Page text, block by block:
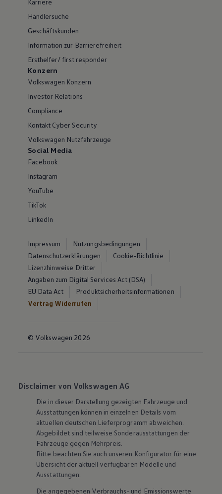
Karriere
Händlersuche
Geschäftskunden
Information zur Barrierefreiheit
Ersthelfer/ first responder
Konzern
Volkswagen Konzern
Investor Relations
Compliance
Kontakt Cyber Security
Volkswagen Nutzfahrzeuge
Social Media
Facebook
Instagram
YouTube
TikTok
LinkedIn
Impressum
Nutzungsbedingungen
Datenschutzerklärungen
Cookie-Richtlinie
Lizenzhinweise Dritter
Angaben zum Digital Services Act (DSA)
EU Data Act
Produktsicherheitsinformationen
Vertrag Widerrufen
© Volkswagen 2026
Disclaimer von Volkswagen AG
Die in dieser Darstellung gezeigten Fahrzeuge und
Ausstattungen können in einzelnen Details vom
aktuellen deutschen Lieferprogramm abweichen.
Abgebildet sind teilweise Sonderausstattungen der
Fahrzeuge gegen Mehrpreis.
Bitte beachten Sie auch unseren Konfigurator für eine
Übersicht der aktuell verfügbaren Modelle und
Ausstattungen.
Die angegebenen Verbrauchs- und Emissionswerte